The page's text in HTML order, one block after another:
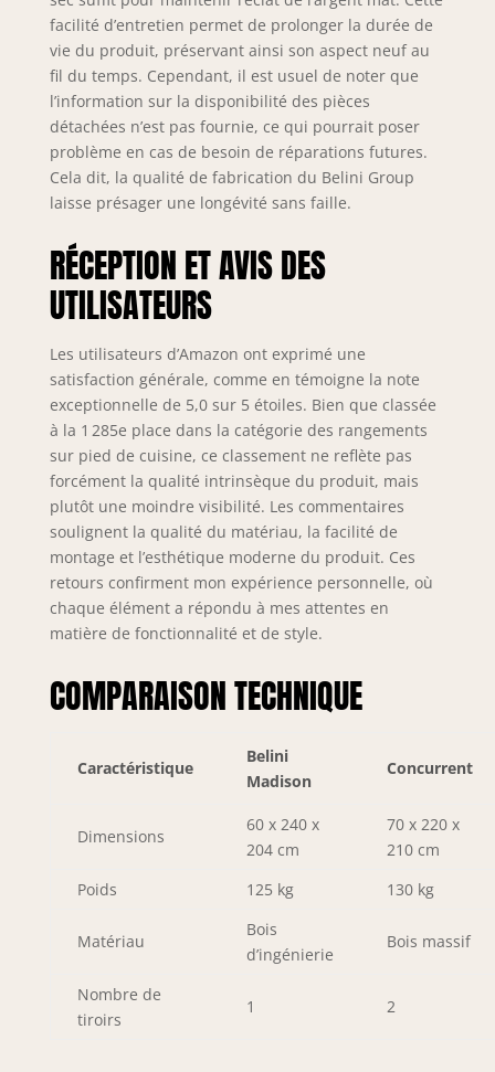
facilité d’entretien permet de prolonger la durée de
vie du produit, préservant ainsi son aspect neuf au
fil du temps. Cependant, il est usuel de noter que
l’information sur la disponibilité des pièces
détachées n’est pas fournie, ce qui pourrait poser
problème en cas de besoin de réparations futures.
Cela dit, la qualité de fabrication du Belini Group
laisse présager une longévité sans faille.
RÉCEPTION ET AVIS DES
UTILISATEURS
Les utilisateurs d’Amazon ont exprimé une
satisfaction générale, comme en témoigne la note
exceptionnelle de 5,0 sur 5 étoiles. Bien que classée
à la 1 285e place dans la catégorie des rangements
sur pied de cuisine, ce classement ne reflète pas
forcément la qualité intrinsèque du produit, mais
plutôt une moindre visibilité. Les commentaires
soulignent la qualité du matériau, la facilité de
montage et l’esthétique moderne du produit. Ces
retours confirment mon expérience personnelle, où
chaque élément a répondu à mes attentes en
matière de fonctionnalité et de style.
COMPARAISON TECHNIQUE
Caractéristique
Belini
Madison
Concurrent
Dimensions
60 x 240 x
204 cm
70 x 220 x
210 cm
Poids
125 kg 130 kg
Matériau
Bois
d’ingénierie
Bois massif
Nombre de
tiroirs
1 2